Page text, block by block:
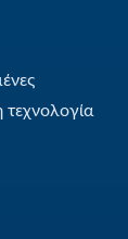
τεχνολογία